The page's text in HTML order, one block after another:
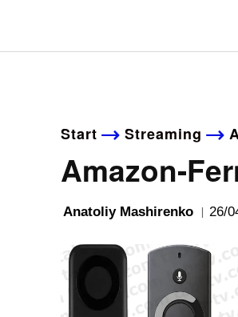
Start Streaming
Amazon-
Anatoliy Mashirenko 26/